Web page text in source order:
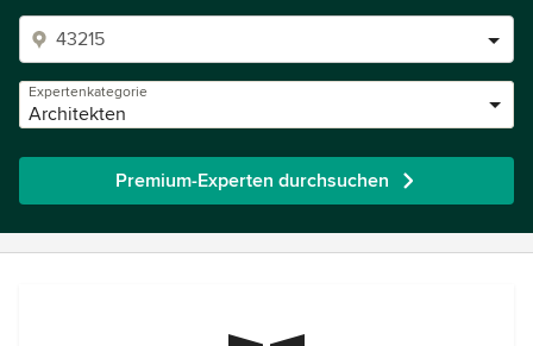
Expertenkategorie
Architekten
Premium-Experten durchsuchen